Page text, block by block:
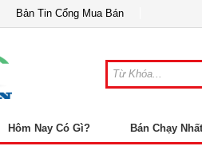
Bản Tin Cổng Mua Bán
Hôm Nay Có Gì? Bán Chạy Nhất